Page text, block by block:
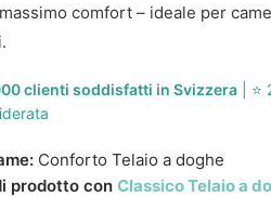
comfort – ideale per
clienti soddisfatti in Svizzera| ⭐
Conforto Telaio a doghe
prodotto con Classico Telaio a